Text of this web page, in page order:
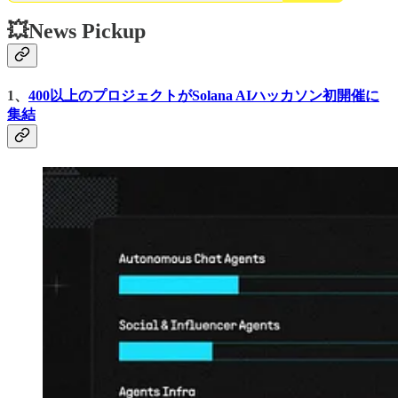
💥News Pickup
1、 400以上のプロジェクトがSolana AIハッカソン初開催に
集結